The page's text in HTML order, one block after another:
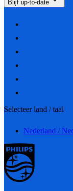
Blijf up-to-date
Selecteer land / taal
Nederland /